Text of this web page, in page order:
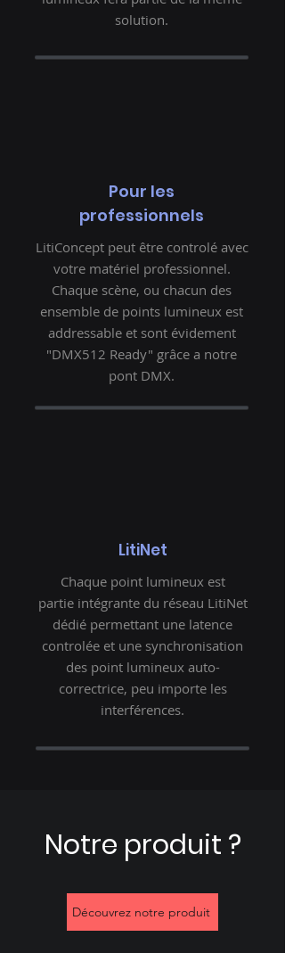
solution.
Pour les
professionnels
LitiConcept peut être controlé avec
votre matériel professionnel.
Chaque scène, ou chacun des
ensemble de points lumineux est
addressable et sont évidement
"DMX512 Ready" grâce a notre
pont DMX.
LitiNet
Chaque point lumineux est
partie intégrante du réseau LitiNet
dédié permettant une latence
controlée et une synchronisation
des point lumineux auto-
correctrice, peu importe les
interférences.
Notre produit ?
Découvrez notre produit